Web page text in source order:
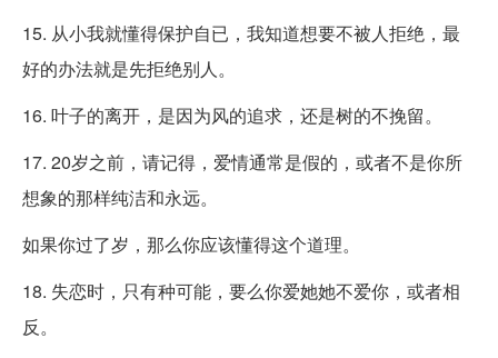
15. 从小我就懂得保护自已，我知道想要不被人拒绝，最
好的办法就是先拒绝别人。
16. 叶子的离开，是因为风的追求，还是树的不挽留。
17. 20岁之前，请记得，爱情通常是假的，或者不是你所
想象的那样纯洁和永远。
如果你过了岁，那么你应该懂得这个道理。
18. 失恋时，只有种可能，要么你爱她她不爱你，或者相
反。